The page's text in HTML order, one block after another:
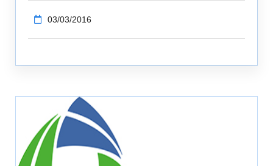
03/03/2016